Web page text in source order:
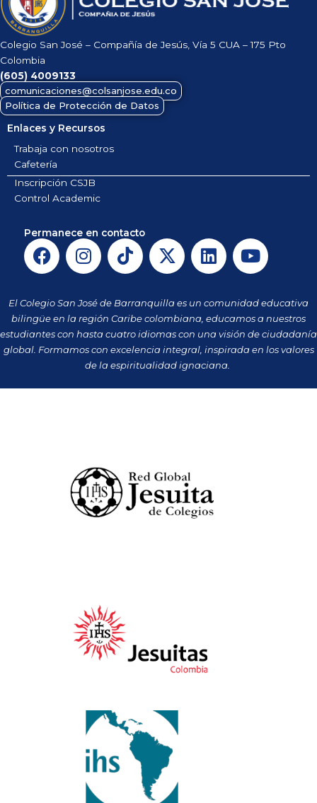
Colegio San José – Compañía de Jesús, Vía 5 CUA – 175 Pto
Colombia
(605) 4009133
comunicaciones@colsanjose.edu.co
Política de Protección de Datos
Enlaces y Recursos
Trabaja con nosotros
Cafetería
Inscripción CSJB
Control Academic
Permanece en contacto
F
a
e
b
o
o
I
n
t
a
g
r
a
m
T
i
t
o
k
X
-
w
i
t
t
e
r
L
i
k
e
d
i
n
Y
o
t
u
b
e
El Colegio San José de Barranquilla es un comunidad educativa
bilingüe en la región Caribe colombiana, educamos a nuestros
estudiantes con hasta cuatro idiomas con una visión de ciudadanía
global. Formamos con excelencia integral, inspirada en los valores
de la espiritualidad ignaciana.